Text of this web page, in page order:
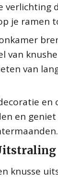
je ramen
van
van
en
en
knusse